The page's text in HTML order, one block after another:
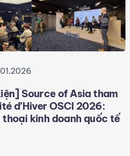
Source of Asia tham
d’Hiver OSCI 2026:
kinh doanh quốc tế